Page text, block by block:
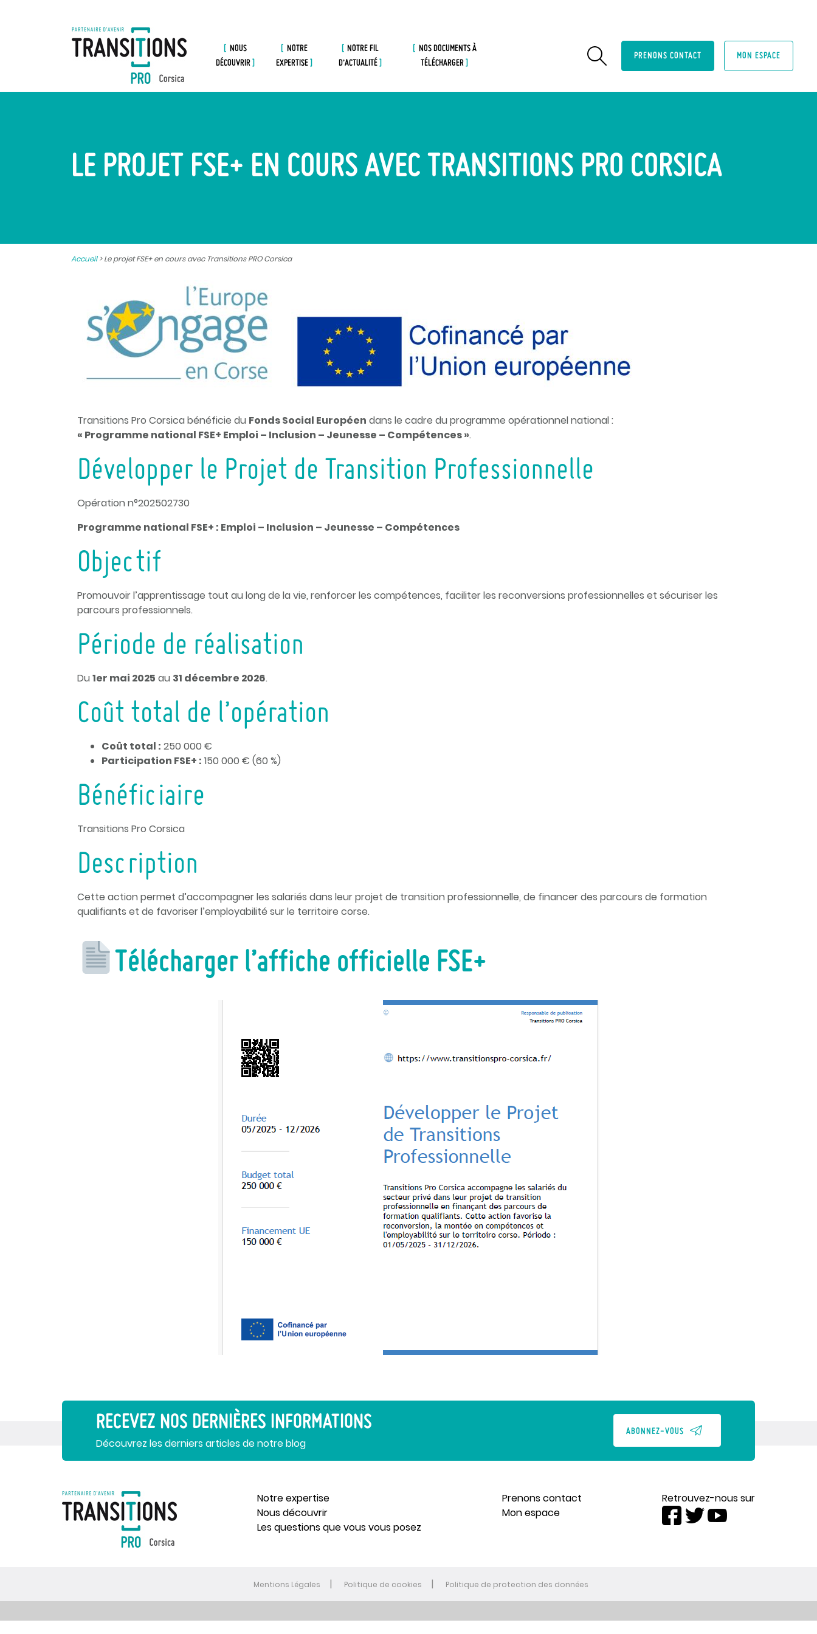
NOUS
DÉCOUVRIR
NOTRE
EXPERTISE
NOTRE FIL
D’ACTUALITÉ
NOS DOCUMENTS À
TÉLÉCHARGER
PRENONS CONTACT MON ESPACE
LE PROJET FSE+ EN COURS AVEC TRANSITIONS PRO CORSICA
Accueil>Le projet FSE+ en cours avec Transitions PRO Corsica
Transitions Pro Corsica bénéficie du Fonds Social Européen dans le cadre du programme opérationnel national :
« Programme national FSE+ Emploi – Inclusion – Jeunesse – Compétences ».
Développer le Projet de Transition Professionnelle
Opération n°202502730
Programme national FSE+ : Emploi – Inclusion – Jeunesse – Compétences
Objectif
Promouvoir l’apprentissage tout au long de la vie, renforcer les compétences, faciliter les reconversions professionnelles et sécuriser les
parcours professionnels.
Période de réalisation
Du1er mai 2025 au 31 décembre 2026.
Coût total de l’opération
Coût total : 250 000 €
Participation FSE+ : 150 000 € (60 %)
Bénéficiaire
Transitions Pro Corsica
Description
Cette action permet d’accompagner les salariés dans leur projet de transition professionnelle, de financer des parcours de formation
qualifiants et de favoriser l’employabilité sur le territoire corse.
Télécharger l’affiche officielle FSE+
RECEVEZ NOS DERNIÈRES INFORMATIONS
Découvrez les derniers articles de notre blog
ABONNEZ-VOUS
Notre expertise
Nous découvrir
Les questions que vous vous posez
Prenons contact
Mon espace
Retrouvez-nous sur
Mentions Légales Politique de cookies Politique de protection des données